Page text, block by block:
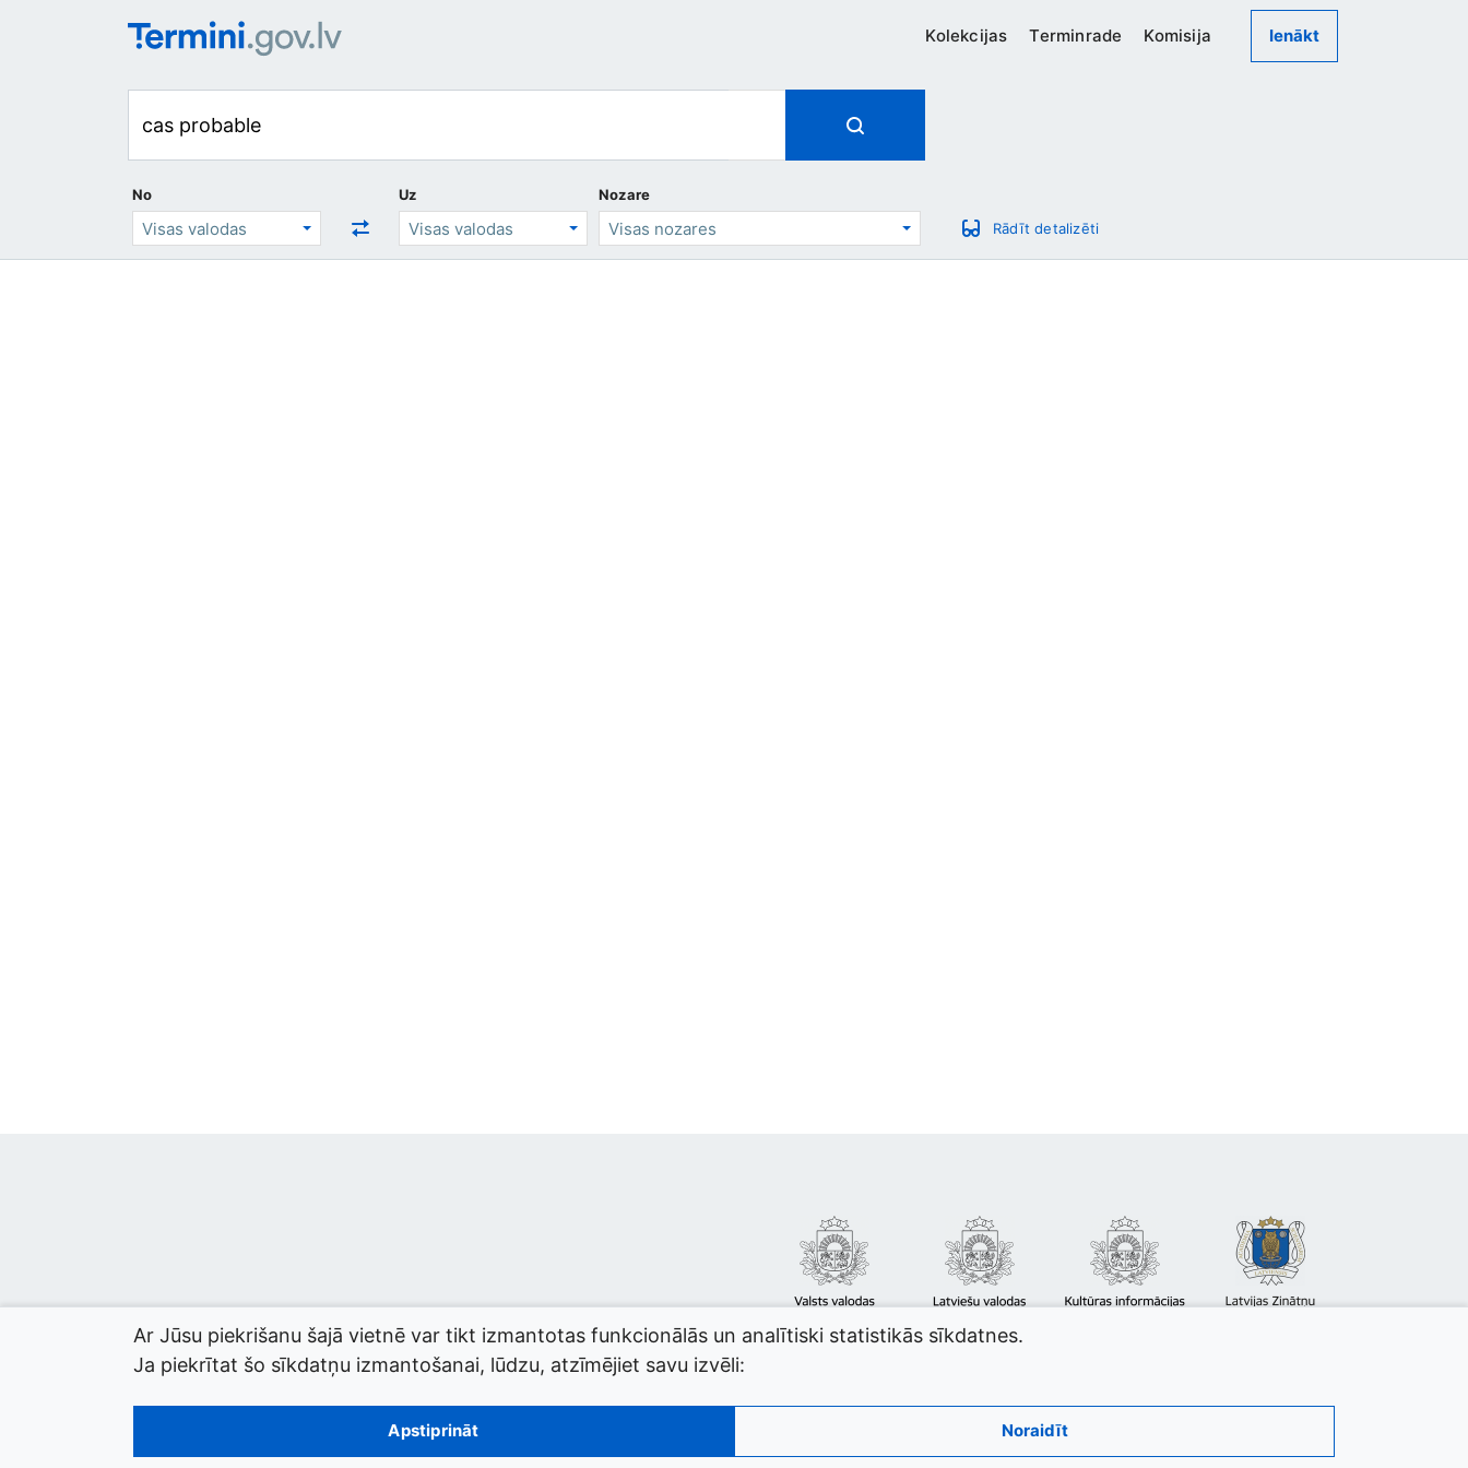
Kolekcijas Terminrade Komisija Ienākt
No Uz
Nozare
Rādīt detalizēti
© 2026 termini.gov.lv. Izstrādātājs:
Ar Jūsu piekrišanu šajā vietnē var tikt izmantotas funkcionālās un analītiski statistikās sīkdatnes.
Ja piekrītat šo sīkdatņu izmantošanai, lūdzu, atzīmējiet savu izvēli:
Apstiprināt Noraidīt